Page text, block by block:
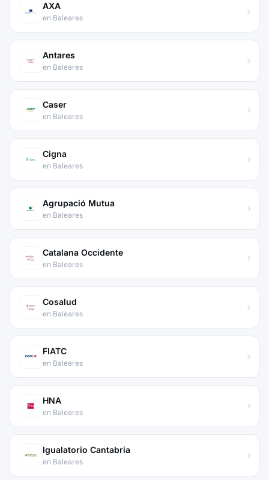
AXA
en Baleares
Antares
en Baleares
Caser
en Baleares
Cigna
en Baleares
Agrupació Mutua
en Baleares
Catalana Occidente
en Baleares
Cosalud
en Baleares
FIATC
en Baleares
HNA
en Baleares
Igualatorio Cantabria
en Baleares